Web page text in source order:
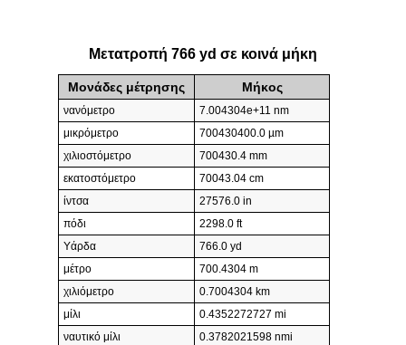
Μετατροπή 766 yd σε κοινά μήκη
Μονάδες μέτρησης Μήκος
νανόμετρο
7.004304e+11 nm
μικρόμετρο
700430400.0 µm
χιλιοστόμετρο
700430.4 mm
εκατοστόμετρο
70043.04 cm
ίντσα
27576.0 in
πόδι
2298.0 ft
Υάρδα
766.0 yd
μέτρο
700.4304 m
χιλιόμετρο
0.7004304 km
μίλι
0.4352272727 mi
ναυτικό μίλι
0.3782021598 nmi